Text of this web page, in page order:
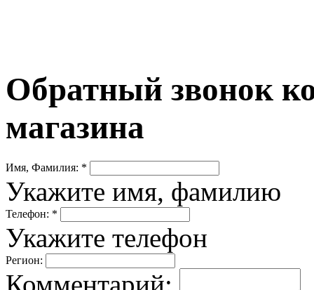
Обратный звонок
магазина
Имя, Фамилия: *
Укажите имя, фамилию
Телефон: *
Укажите телефон
Регион: